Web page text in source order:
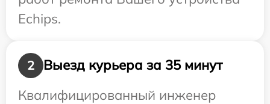
Echips.
2
Выезд курьера за 35 минут
Квалифицированный инженер